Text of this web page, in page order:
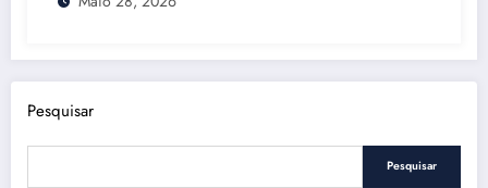
Pesquisar
Pesquisar